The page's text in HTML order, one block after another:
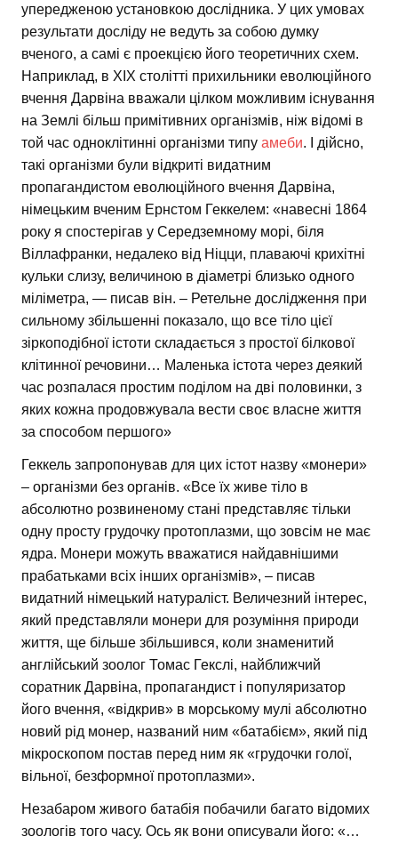
упередженою установкою дослідника. У цих умовах
результати досліду не ведуть за собою думку
вченого, а самі є проекцією його теоретичних схем.
Наприклад, в XIX столітті прихильники еволюційного
вчення Дарвіна вважали цілком можливим існування
на Землі більш примітивних організмів, ніж відомі в
той час одноклітинні організми типу амеби. І дійсно,
такі організми були відкриті видатним
пропагандистом еволюційного вчення Дарвіна,
німецьким вченим Ернстом Геккелем: «навесні 1864
року я спостерігав у Середземному морі, біля
Віллафранки, недалеко від Ніцци, плаваючі крихітні
кульки слизу, величиною в діаметрі близько одного
міліметра, — писав він. – Ретельне дослідження при
сильному збільшенні показало, що все тіло цієї
зіркоподібної істоти складається з простої білкової
клітинної речовини… Маленька істота через деякий
час розпалася простим поділом на дві половинки, з
яких кожна продовжувала вести своє власне життя
за способом першого»
Геккель запропонував для цих істот назву «монери»
– організми без органів. «Все їх живе тіло в
абсолютно розвиненому стані представляє тільки
одну просту грудочку протоплазми, що зовсім не має
ядра. Монери можуть вважатися найдавнішими
прабатьками всіх інших організмів», – писав
видатний німецький натураліст. Величезний інтерес,
який представляли монери для розуміння природи
життя, ще більше збільшився, коли знаменитий
англійський зоолог Томас Гекслі, найближчий
соратник Дарвіна, пропагандист і популяризатор
його вчення, «відкрив» в морському мулі абсолютно
новий рід монер, названий ним «батабієм», який під
мікроскопом постав перед ним як «грудочки голої,
вільної, безформної протоплазми».
Незабаром живого батабія побачили багато відомих
зоологів того часу. Ось як вони описували його: «…